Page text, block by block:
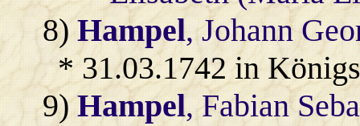
8)Hampel, Johann
* 31.03.1742 in
9)Hampel, Fabian